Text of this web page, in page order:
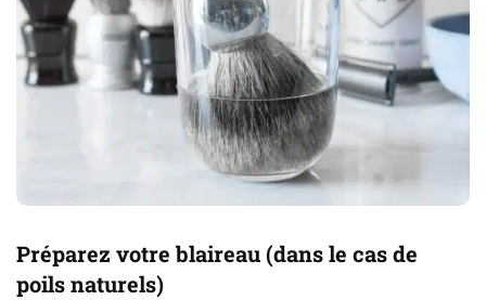
Préparez votre blaireau (dans le cas de
poils naturels)